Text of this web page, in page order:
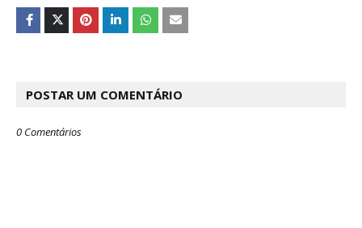
POSTAR UM COMENTÁRIO
0 Comentários